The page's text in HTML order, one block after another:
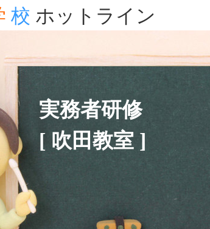
校 ホットライン
実務者研修
[ 吹田教室 ]